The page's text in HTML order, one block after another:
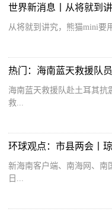
从将就到讲究，熊猫mini要
热门：海南蓝天救援队
海南蓝天救援队赴土耳其抗
救...
新海南客户端、南海网、南
日...